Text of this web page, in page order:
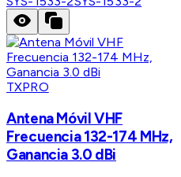
TXPRO
Antena Móvil VHF
Frecuencia 132-174 MHz,
Ganancia 3.0 dBi